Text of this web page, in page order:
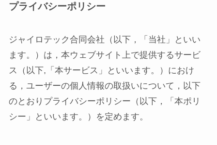
プライバシーポリシー
ジャイロテック合同会社（以下，「当社」といい
ます。）は，本ウェブサイト上で提供するサービ
ス（以下,「本サービス」といいます。）におけ
る，ユーザーの個人情報の取扱いについて，以下
のとおりプライバシーポリシー（以下，「本ポリ
シー」といいます。）を定めます。